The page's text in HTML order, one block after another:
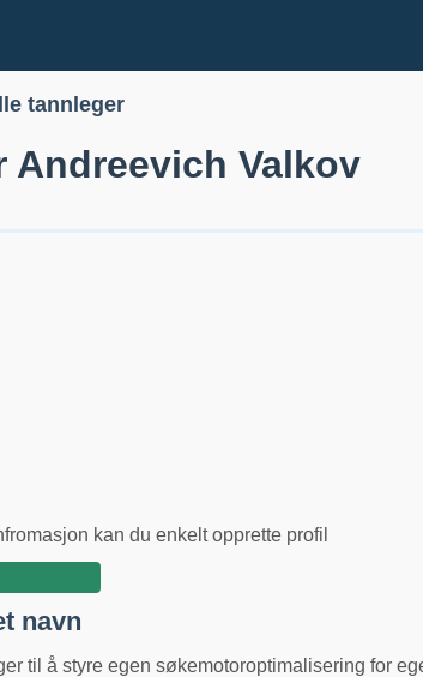
tannleger
Andreevich Valkov
kan du enkelt opprette profil
navn
til å styre egen søkemotoroptimalisering for